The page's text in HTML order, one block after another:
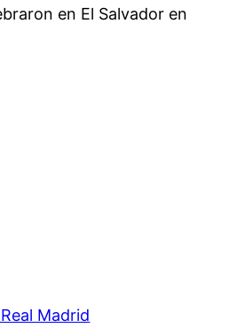
en El Salvador en
Madrid